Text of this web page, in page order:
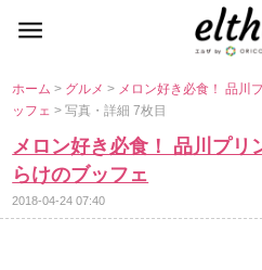
ホーム> グルメ> メロン好き必食！ 品川
ッフェ> 写真・詳細 7枚目
メロン好き必食！ 品川プリ
らけのブッフェ
2018-04-24 07:40